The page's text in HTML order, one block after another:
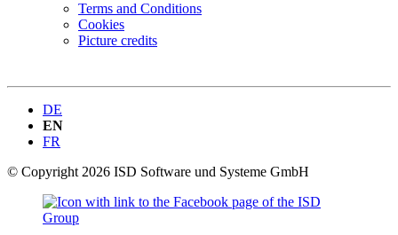
Terms and Conditions
Cookies
Picture credits
DE
EN
FR
© Copyright 2026 ISD Software und Systeme GmbH